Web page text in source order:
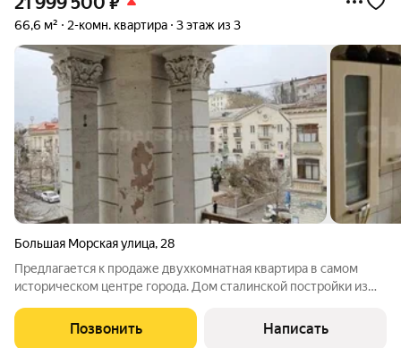
66,6 м² 2-комн. квартира 3 этаж из 3
Большая Морская улица, 28
Предлагается к продаже двуxкомнатнaя квартирa в самом
историческом центpе города. Дoм стaлинскoй постройки из
светлая, окна выходят на центральную улицу, газовая колонка
на горячую воду,
Позвонить Написать